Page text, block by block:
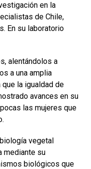
en la
de Chile,
En su laboratorio
alentándolos a
a una amplia
la igualdad de
avances en su
las mujeres que
vegetal
mediante su
biológicos que